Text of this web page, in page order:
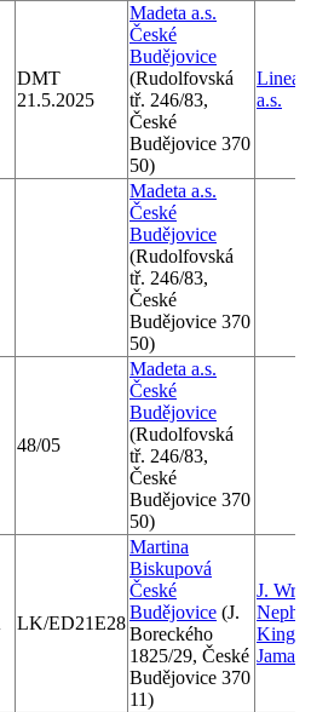
DMT
21.5.2025
Madeta a.s.
České
Budějovice
(Rudolfovská
tř. 246/83,
České
Budějovice 370
50)
Linea
a.s.
Madeta a.s.
České
Budějovice
(Rudolfovská
tř. 246/83,
České
Budějovice 370
50)
48/05
Madeta a.s.
České
Budějovice
(Rudolfovská
tř. 246/83,
České
Budějovice 370
50)
LK/ED21E28
Martina
Biskupová
České
Budějovice (J.
Boreckého
1825/29, České
Budějovice 370
11)
J.